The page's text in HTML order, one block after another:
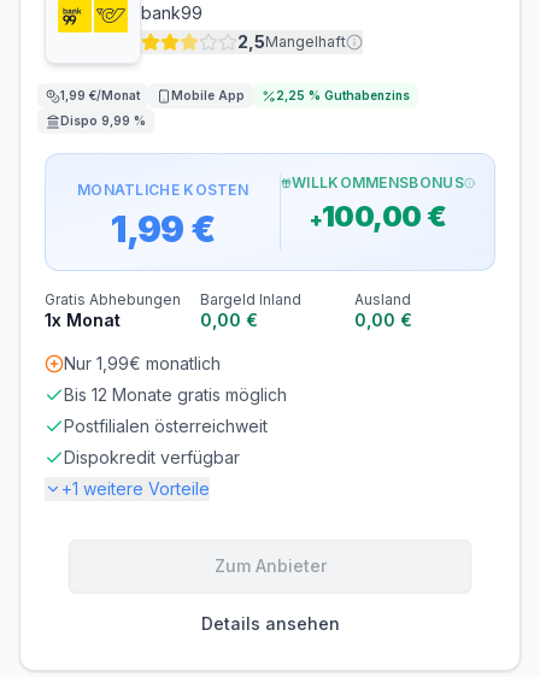
ABHEBEN INLAND
0,00 € 1,82 €
bank99
2,5Mangelhaft
1,99 €/Monat Mobile App 2,25 % Guthabenzins
Dispo 9,99 %
MONATLICHE KOSTEN
1,99 €
WILLKOMMENSBONUS
+100,00 €
Gratis Abhebungen
1x Monat
Bargeld Inland
0,00 €
Ausland
0,00 €
Nur 1,99€ monatlich
Bis 12 Monate gratis möglich
Postfilialen österreichweit
Dispokredit verfügbar
+1 weitere Vorteile
Zum Anbieter
Details ansehen